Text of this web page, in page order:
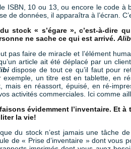
ISBN, 10 ou 13, ou encore le code à
de données, il apparaîtra à l’écran.
stock « s’égare », c’est-à-dire
ne sache ce qui est arrivé.
pas faire de miracle et l’élément
article ait été déplacé par un
dispose de tout ce qu’il faut pour
exemple, un titre est en tablette, en
mais en réassort, épuisé, en ré-
activités commerciales. Ici comme
évidemment l’inventaire. Et
la vie!
du stock n’est jamais une tâche
de « Prise d’inventaire » dont vous